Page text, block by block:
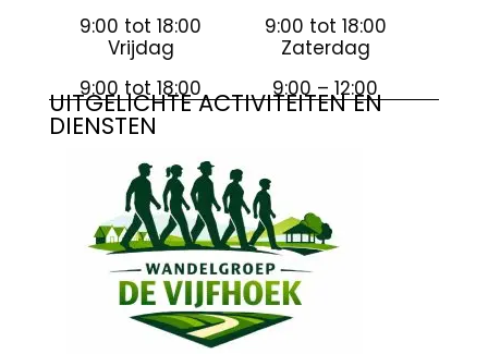
9:00 tot 18:00
9:00 tot 18:00
Vrijdag
9:00 tot 18:00
Zaterdag
9:00 – 12:00
UITGELICHTE ACTIVITEITEN EN
DIENSTEN